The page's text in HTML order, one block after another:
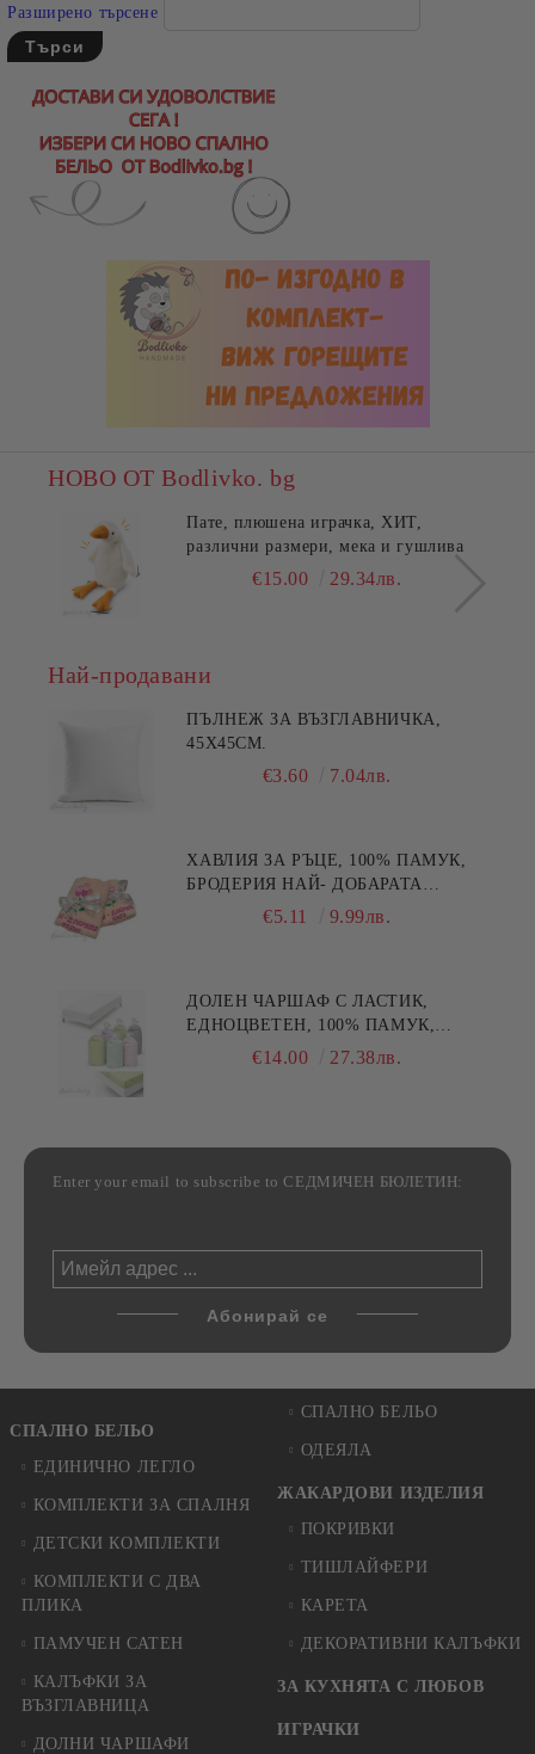
Разширено търсене
НОВО ОТ Bodlivko. bg
Пате, плюшена играчка, ХИТ,
различни размери, мека и гушлива
€15.00 29.34лв.
Най-продавани
ПЪЛНЕЖ ЗА ВЪЗГЛАВНИЧКА,
45X45СМ.
€3.60 7.04лв.
ХАВЛИЯ ЗА РЪЦЕ, 100% ПАМУК,
БРОДЕРИЯ НАЙ- ДОБАРАТА
МАЙКА/БАБА , РАЗМЕР:
€5.11 9.99лв.
ДОЛЕН ЧАРШАФ С ЛАСТИК,
ЕДНОЦВЕТЕН, 100% ПАМУК,
РАЗЛИЧНИ РАЗМЕРИ
€14.00 27.38лв.
Enter your email to subscribe to СЕДМИЧЕН БЮЛЕТИН:
СПАЛНО БЕЛЬО
ЕДИНИЧНО ЛЕГЛО
КОМПЛЕКТИ ЗА СПАЛНЯ
ДЕТСКИ КОМПЛЕКТИ
КОМПЛЕКТИ С ДВА
ПЛИКА
ПАМУЧЕН САТЕН
КАЛЪФКИ ЗА
ВЪЗГЛАВНИЦА
ДОЛНИ ЧАРШАФИ
СПАЛНО БЕЛЬО
ОДЕЯЛА
ЖАКАРДОВИ ИЗДЕЛИЯ
ПОКРИВКИ
ТИШЛАЙФЕРИ
КАРЕТА
ДЕКОРАТИВНИ КАЛЪФКИ
ЗА КУХНЯТА С ЛЮБОВ
ИГРАЧКИ